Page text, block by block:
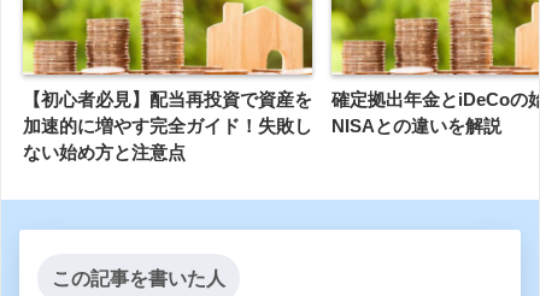
【初心者必見】配当再投資で資産を
加速的に増やす完全ガイド！失敗し
ない始め方と注意点
確定拠出年金とiDeCoの
NISAとの違いを解説
この記事を書いた人